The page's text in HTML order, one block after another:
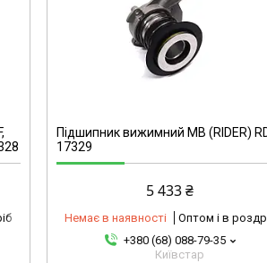
Підшипник вижимний MB (RIDER)
17329
5 433 ₴
Немає в наявності
Оптом і в
+380 (68) 088-79-35
Київстар
6900233020-omg